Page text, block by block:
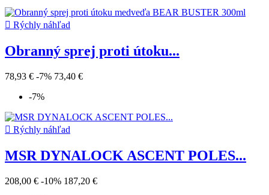
 Rýchly náhľad
Obranný sprej proti útoku...
78,93 € -7% 73,40 €
-7%
 Rýchly náhľad
MSR DYNALOCK ASCENT POLES...
208,00 € -10% 187,20 €